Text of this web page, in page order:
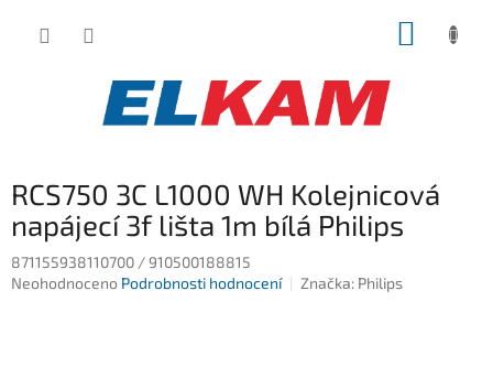
RCS750 3C L1000 WH Kolejnicová
napájecí 3f lišta 1m bílá Philips
871155938110700 / 910500188815
Průměrné
Neohodnoceno Podrobnosti hodnocení Značka: Philips